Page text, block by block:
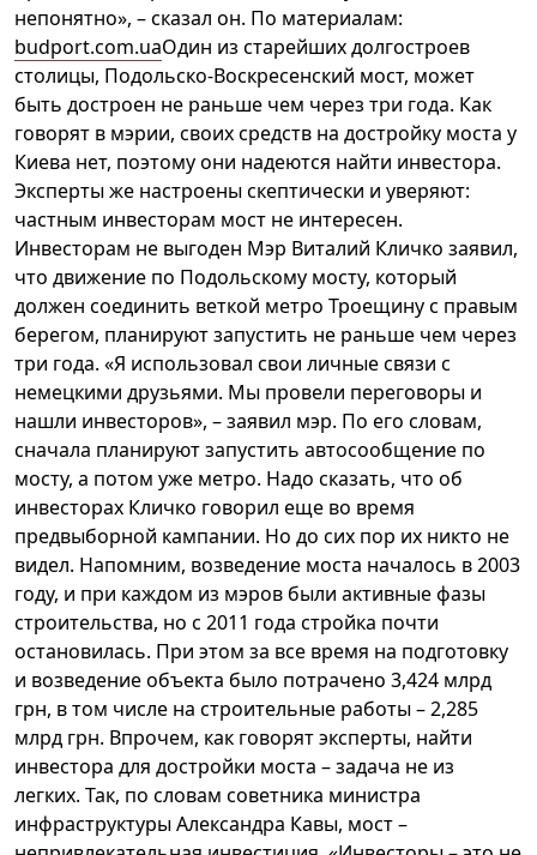
непонятно», – сказал он. По материалам:
budport.com.uaОдин из старейших долгостроев
столицы, Подольско-Воскресенский мост, может
быть достроен не раньше чем через три года. Как
говорят в мэрии, своих средств на достройку моста у
Киева нет, поэтому они надеются найти инвестора.
Эксперты же настроены скептически и уверяют:
частным инвесторам мост не интересен.
Инвесторам не выгоден Мэр Виталий Кличко заявил,
что движение по Подольскому мосту, который
должен соединить веткой метро Троещину с правым
берегом, планируют запустить не раньше чем через
три года. «Я использовал свои личные связи с
немецкими друзьями. Мы провели переговоры и
нашли инвесторов», – заявил мэр. По его словам,
сначала планируют запустить автосообщение по
мосту, а потом уже метро. Надо сказать, что об
инвесторах Кличко говорил еще во время
предвыборной кампании. Но до сих пор их никто не
видел. Напомним, возведение моста началось в 2003
году, и при каждом из мэров были активные фазы
строительства, но с 2011 года стройка почти
остановилась. При этом за все время на подготовку
и возведение объекта было потрачено 3,424 млрд
грн, в том числе на строительные работы – 2,285
млрд грн. Впрочем, как говорят эксперты, найти
инвестора для достройки моста – задача не из
легких. Так, по словам советника министра
инфраструктуры Александра Кавы, мост –